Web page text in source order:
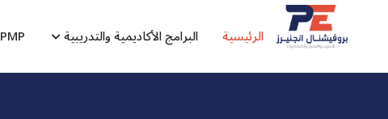
الرئيسية البرامج الأكاديمية والتدريبية PMP